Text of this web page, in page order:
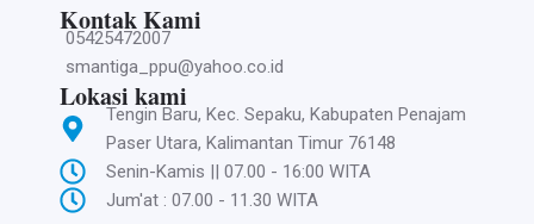
Kontak Kami
05425472007
smantiga_ppu@yahoo.co.id
Lokasi kami
Tengin Baru, Kec. Sepaku, Kabupaten Penajam
Paser Utara, Kalimantan Timur 76148
Senin-Kamis || 07.00 - 16:00 WITA
Jum'at : 07.00 - 11.30 WITA